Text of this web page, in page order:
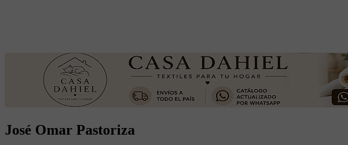
José Omar Pastoriza